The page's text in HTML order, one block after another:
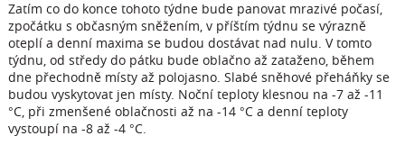
Zatím co do konce tohoto týdne bude panovat mrazivé počasí,
zpočátku s občasným sněžením, v příštím týdnu se výrazně
oteplí a denní maxima se budou dostávat nad nulu. V tomto
týdnu, od středy do pátku bude oblačno až zataženo, během
dne přechodně místy až polojasno. Slabé sněhové přeháňky se
budou vyskytovat jen místy. Noční teploty klesnou na -7 až -11
°C, při zmenšené oblačnosti až na -14 °C a denní teploty
vystoupí na -8 až -4 °C.